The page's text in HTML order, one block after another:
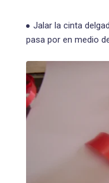
Jalar la cinta
pasa por en medio